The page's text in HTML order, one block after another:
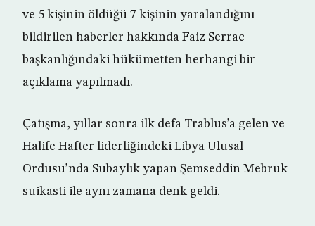
ve 5 kişinin öldüğü 7 kişinin yaralandığını
bildirilen haberler hakkında Faiz Serrac
başkanlığındaki hükümetten herhangi bir
açıklama yapılmadı.
Çatışma, yıllar sonra ilk defa Trablus’a gelen ve
Halife Hafter liderliğindeki Libya Ulusal
Ordusu’nda Subaylık yapan Şemseddin Mebruk
suikasti ile aynı zamana denk geldi.